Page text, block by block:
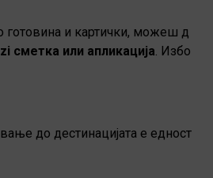
готовина и картички, можеш д
сметка или апликација. Избо
до дестинацијата е едност